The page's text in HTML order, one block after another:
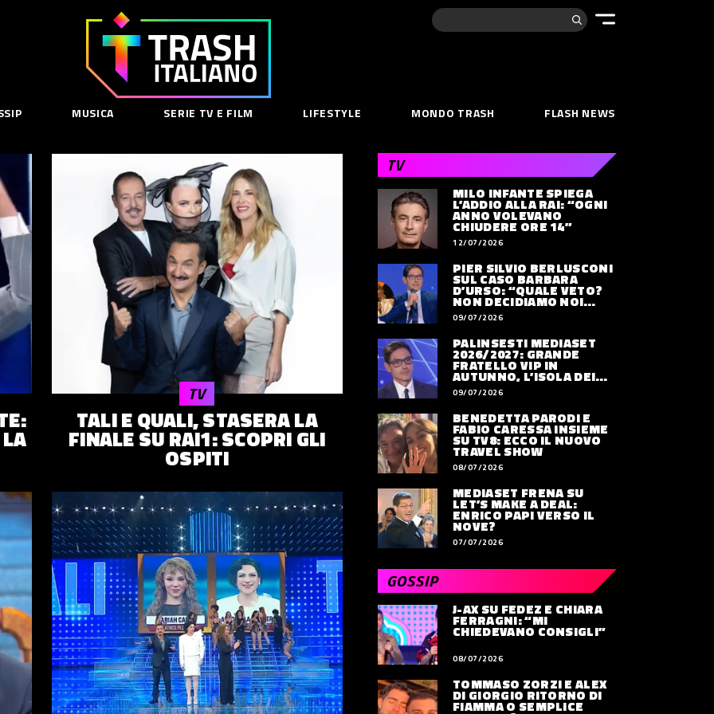
Cerca:
Trash
Italiano
Policy
Contenuti
MUSICA SERIE TV E FILM LIFESTYLE MONDO TRASH FLASH NEWS
TALI E QUALI, STASERA LA
FINALE SU RAI1: SCOPRI GLI
OSPITI
TV
TV
MILO INFANTE SPIEGA
L’ADDIO ALLA RAI: “OGNI
ANNO VOLEVANO
CHIUDERE ORE 14”
12/07/2026
PIER SILVIO BERLUSCONI
SUL CASO BARBARA
D’URSO: “QUALE VETO?
NON DECIDIAMO NOI
DOVE LAVORERÀ”
09/07/2026
PALINSESTI MEDIASET
2026/2027: GRANDE
FRATELLO VIP IN
AUTUNNO, L’ISOLA DEI
FAMOSI SLITTA AL 2027
09/07/2026
BENEDETTA PARODI E
FABIO CARESSA INSIEME
SU TV8: ECCO IL NUOVO
TRAVEL SHOW
08/07/2026
MEDIASET FRENA SU
LET’S MAKE A DEAL:
ENRICO PAPI VERSO IL
NOVE?
07/07/2026
GOSSIP
J-AX SU FEDEZ E CHIARA
FERRAGNI: “MI
CHIEDEVANO CONSIGLI”
08/07/2026
TOMMASO ZORZI E ALEX
DI GIORGIO RITORNO DI
FIAMMA O SEMPLICE